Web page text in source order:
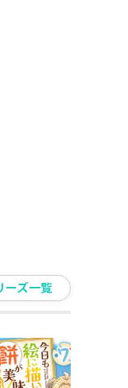
ーズ一覧